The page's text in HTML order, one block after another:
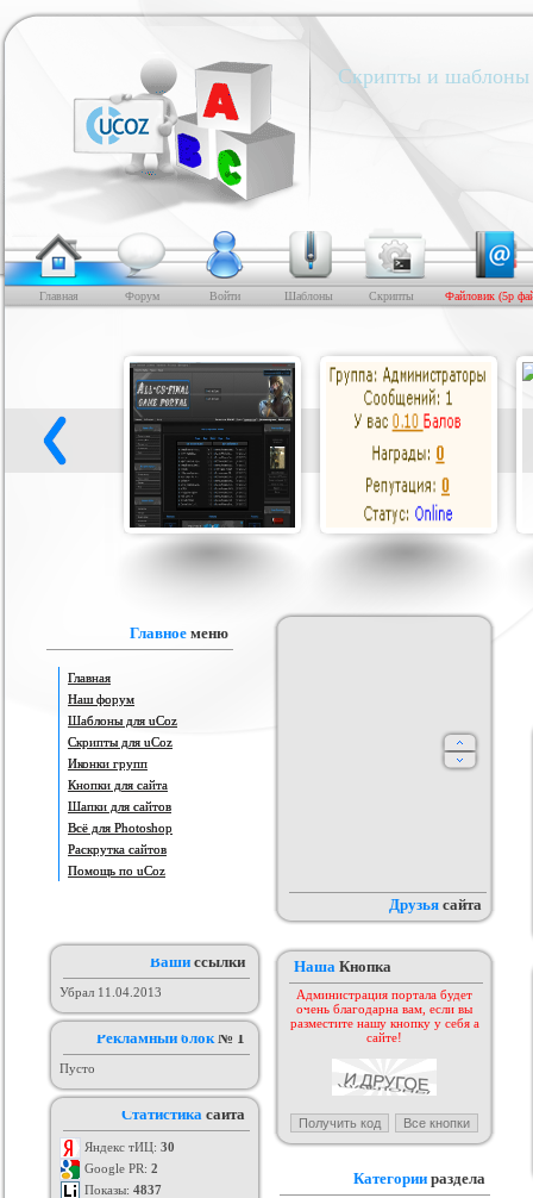
Скрипты и шаблоны
Главная Форум Войти Шаблоны Скрипты Файловик (5р
музыкальной
на движке
Шаблон для Ucoz : Irene
ucoz BsGames
Шаблон для ucoz Wow-Good
Категория :Ucoz
uNI-Lite для uCoz
Категория : Ucoz
Главное меню
Главная
Наш форум
Шаблоны для uCoz
Скрипты для uCoz
Иконки групп
Кнопки для сайта
Шапки для сайтов
Всё для Photoshop
Раскрутка сайтов
Помощь по uCoz
Ваши ссылки
Убрал 11.04.2013
Рекламный блок№ 1
Пусто
Статистика сайта
Яндекс тИЦ: 30
Google PR: 2
Показы: 4837
Друзья сайта
Наша Кнопка
Администрация портала будет
очень благодарна вам, если вы
разместите нашу кнопку у себя а
сайте!
Категории раздела